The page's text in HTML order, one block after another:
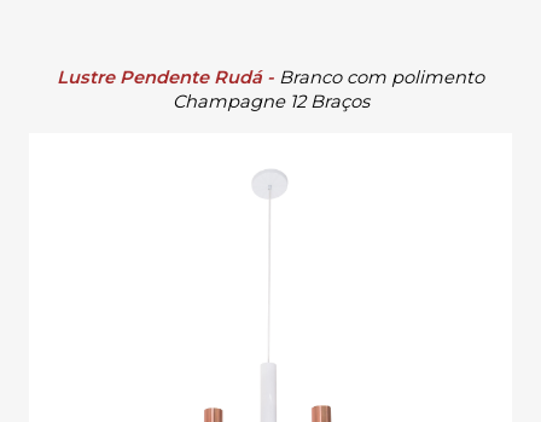
Lustre Pendente Rudá - Branco com polimento
Champagne 12 Braços